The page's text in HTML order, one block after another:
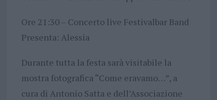
Ore 21:30 – Concerto live Festivalbar Band
Presenta: Alessia
Durante tutta la festa sarà visitabile la
mostra fotografica “Come eravamo…”, a
cura di Antonio Satta e dell’Associazione